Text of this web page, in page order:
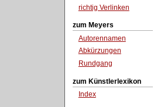
richtig Verlinken
zum Meyers
Autorennamen
Abkürzungen
Rundgang
zum Künstlerlexikon
Index